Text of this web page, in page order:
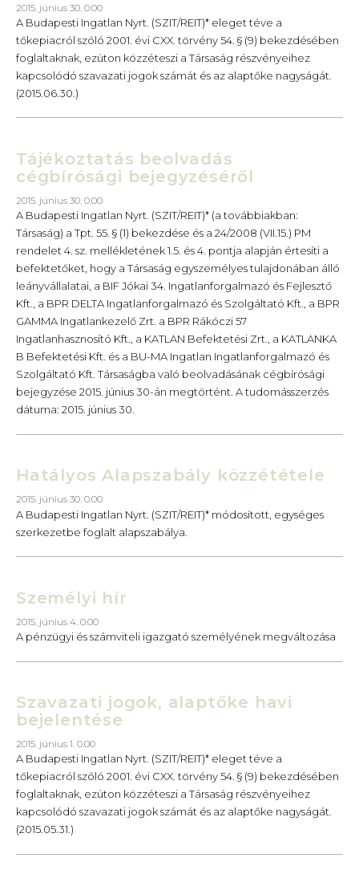
2015. június 30. 0.00
A Budapesti Ingatlan Nyrt. (SZIT/REIT)* eleget téve a
tőkepiacról szóló 2001. évi CXX. törvény 54. § (9) bekezdésében
foglaltaknak, ezúton közzéteszi a Társaság részvényeihez
kapcsolódó szavazati jogok számát és az alaptőke nagyságát.
(2015.06.30.)
Tájékoztatás beolvadás
cégbírósági bejegyzéséről
2015. június 30. 0.00
A Budapesti Ingatlan Nyrt. (SZIT/REIT)* (a továbbiakban:
Társaság) a Tpt. 55. § (1) bekezdése és a 24/2008 (VII.15.) PM
rendelet 4. sz. mellékletének 1.5. és 4. pontja alapján értesíti a
befektetőket, hogy a Társaság egyszemélyes tulajdonában álló
leányvállalatai, a BIF Jókai 34. Ingatlanforgalmazó és Fejlesztő
Kft., a BPR DELTA Ingatlanforgalmazó és Szolgáltató Kft., a BPR
GAMMA Ingatlankezelő Zrt. a BPR Rákóczi 57
Ingatlanhasznosító Kft., a KATLAN Befektetési Zrt., a KATLANKA
B Befektetési Kft. és a BU-MA Ingatlan Ingatlanforgalmazó és
Szolgáltató Kft. Társaságba való beolvadásának cégbírósági
bejegyzése 2015. június 30-án megtörtént. A tudomásszerzés
dátuma: 2015. június 30.
Hatályos Alapszabály közzététele
2015. június 30. 0.00
A Budapesti Ingatlan Nyrt. (SZIT/REIT)* módosított, egységes
szerkezetbe foglalt alapszabálya.
Személyi hír
2015. június 4. 0.00
A pénzügyi és számviteli igazgató személyének megváltozása
Szavazati jogok, alaptőke havi
bejelentése
2015. június 1. 0.00
A Budapesti Ingatlan Nyrt. (SZIT/REIT)* eleget téve a
tőkepiacról szóló 2001. évi CXX. törvény 54. § (9) bekezdésében
foglaltaknak, ezúton közzéteszi a Társaság részvényeihez
kapcsolódó szavazati jogok számát és az alaptőke nagyságát.
(2015.05.31.)